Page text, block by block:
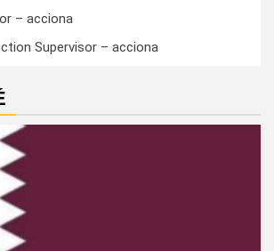
– acciona
Supervisor – acciona